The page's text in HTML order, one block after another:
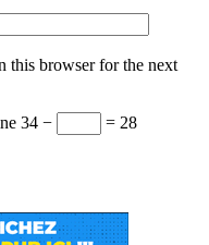
this browser for the next
34 − = 28